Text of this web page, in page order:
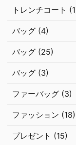
トレンチコート
バッグ (4)
バッグ (25)
バッグ (3)
ファーバッグ (3)
ファッション (18)
プレゼント (15)